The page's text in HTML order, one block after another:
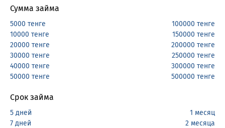
Сумма займа
5000 тенге
10000 тенге
20000 тенге
30000 тенге
40000 тенге
50000 тенге
100000 тенге
150000 тенге
200000 тенге
250000 тенге
300000 тенге
500000 тенге
Срок займа
5 дней
7 дней
1 месяц
2 месяца